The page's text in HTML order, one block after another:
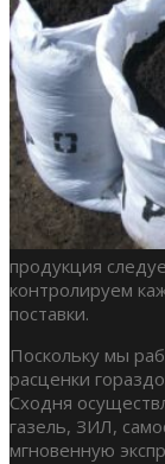
продукция
контролируем
поставки.
Поскольку мы
расценки
Сходня
газель, ЗИЛ,
мгновенную